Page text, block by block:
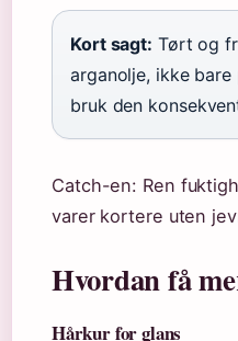
Kort sagt: Tørt og
arganolje, ikke
bruk den
Catch-en: Ren
varer kortere uten
Hvordan få
Hårkur for glans